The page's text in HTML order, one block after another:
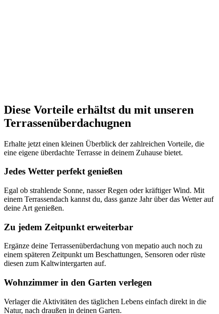
Diese Vorteile erhältst du mit unseren
Terrassenüberdachugnen
Erhalte jetzt einen kleinen Überblick der zahlreichen Vorteile, die
eine eigene überdachte Terrasse in deinem Zuhause bietet.
Jedes Wetter perfekt genießen
Egal ob strahlende Sonne, nasser Regen oder kräftiger Wind. Mit
einem Terrassendach kannst du, dass ganze Jahr über das Wetter auf
deine Art genießen.
Zu jedem Zeitpunkt erweiterbar
Ergänze deine Terrassenüberdachung von mepatio auch noch zu
einem späteren Zeitpunkt um Beschattungen, Sensoren oder rüste
diesen zum Kaltwintergarten auf.
Wohnzimmer in den Garten verlegen
Verlager die Aktivitäten des täglichen Lebens einfach direkt in die
Natur, nach draußen in deinen Garten.